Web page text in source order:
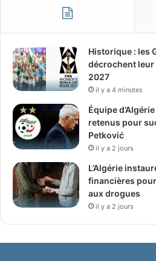
Historique : les
décrochent
2027
il y a 4 minutes
Équipe
retenus pour
Petković
il y a 2 jours
L’Algérie
financières
aux drogues
il y a 2 jours